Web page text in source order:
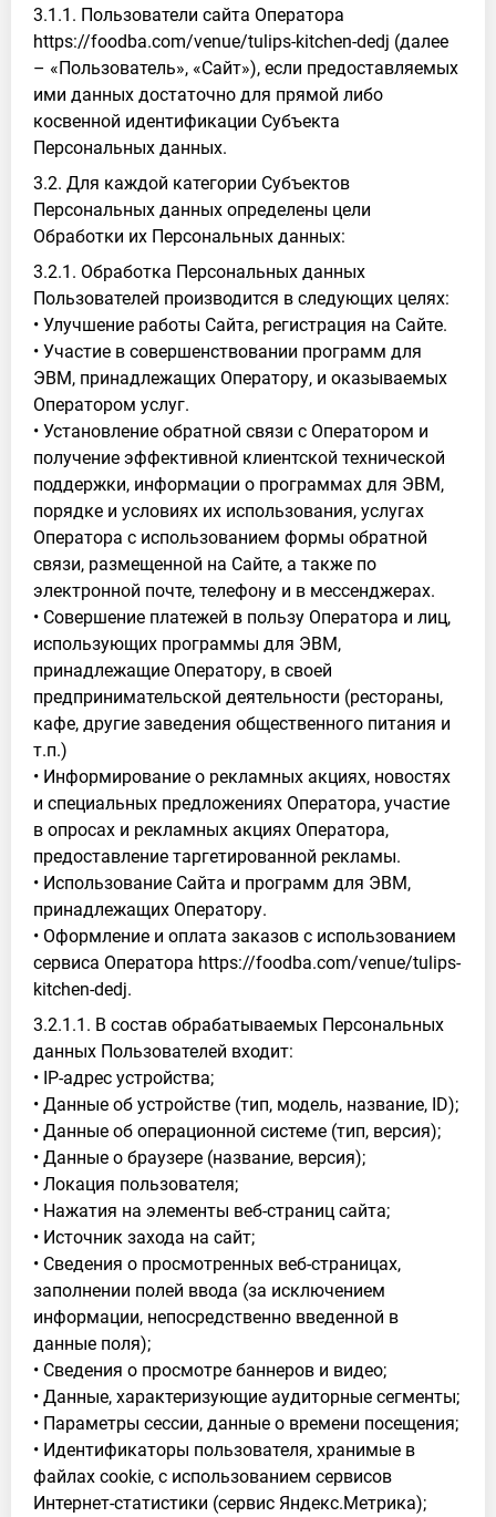
3.1.1. Пользователи сайта Оператора
https://foodba.com/venue/tulips-kitchen-dedj (далее
– «Пользователь», «Сайт»), если предоставляемых
ими данных достаточно для прямой либо
косвенной идентификации Субъекта
Персональных данных.
3.2. Для каждой категории Субъектов
Персональных данных определены цели
Обработки их Персональных данных:
3.2.1. Обработка Персональных данных
Пользователей производится в следующих целях:
• Улучшение работы Сайта, регистрация на Сайте.
• Участие в совершенствовании программ для
ЭВМ, принадлежащих Оператору, и оказываемых
Оператором услуг.
• Установление обратной связи с Оператором и
получение эффективной клиентской технической
поддержки, информации о программах для ЭВМ,
порядке и условиях их использования, услугах
Оператора с использованием формы обратной
связи, размещенной на Сайте, а также по
электронной почте, телефону и в мессенджерах.
• Совершение платежей в пользу Оператора и лиц,
использующих программы для ЭВМ,
принадлежащие Оператору, в своей
предпринимательской деятельности (рестораны,
кафе, другие заведения общественного питания и
т.п.)
• Информирование о рекламных акциях, новостях
и специальных предложениях Оператора, участие
в опросах и рекламных акциях Оператора,
предоставление таргетированной рекламы.
• Использование Сайта и программ для ЭВМ,
принадлежащих Оператору.
• Оформление и оплата заказов с использованием
сервиса Оператора https://foodba.com/venue/tulips-
kitchen-dedj.
3.2.1.1. В состав обрабатываемых Персональных
данных Пользователей входит:
• IP-адрес устройства;
• Данные об устройстве (тип, модель, название, ID);
• Данные об операционной системе (тип, версия);
• Данные о браузере (название, версия);
• Локация пользователя;
• Нажатия на элементы веб-страниц сайта;
• Источник захода на сайт;
• Сведения о просмотренных веб-страницах,
заполнении полей ввода (за исключением
информации, непосредственно введенной в
данные поля);
• Сведения о просмотре баннеров и видео;
• Данные, характеризующие аудиторные сегменты;
• Параметры сессии, данные о времени посещения;
• Идентификаторы пользователя, хранимые в
файлах cookie, с использованием сервисов
Интернет-статистики (сервис Яндекс.Метрика);